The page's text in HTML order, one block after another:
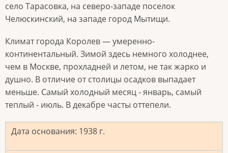
село Тарасовка, на северо-западе поселок
Челюскинский, на западе город Мытищи.
Климат города Королев — умеренно-
континентальный. Зимой здесь немного холоднее,
чем в Москве, прохладней и летом, не так жарко и
душно. В отличие от столицы осадков выпадает
меньше. Самый холодный месяц - январь, самый
теплый - июль. В декабре часты оттепели.
Дата основания: 1938 г.